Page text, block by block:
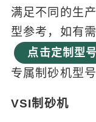
满足不同的生
型参考，如有
点击定制型号
专属制砂机型号
VSI制砂机